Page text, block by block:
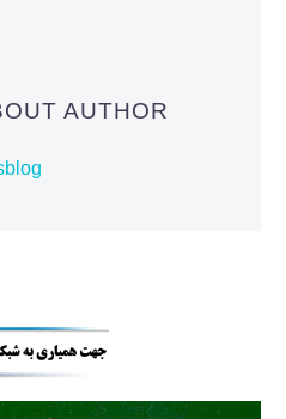
AUTHOR